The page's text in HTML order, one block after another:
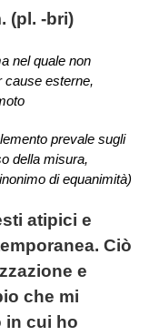
(pl. -bri)
nel quale non
cause esterne,
prevale sugli
della misura,
di equanimità)
atipici e
Ciò
e
che mi
in cui ho